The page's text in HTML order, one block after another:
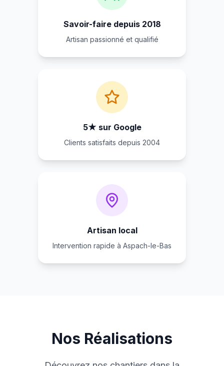
Savoir-faire depuis 2018
Artisan passionné et qualifié
5★ sur Google
Clients satisfaits depuis 2004
Artisan local
Intervention rapide à Aspach-le-Bas
Nos Réalisations